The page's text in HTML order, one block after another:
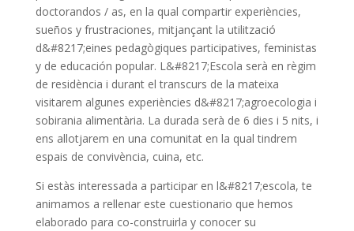
doctorandos / as, en la qual compartir experiències,
sueños y frustraciones, mitjançant la utilització
d&#8217;eines pedagògiques participatives, feministas
y de educación popular. L&#8217;Escola serà en règim
de residència i durant el transcurs de la mateixa
visitarem algunes experiències d&#8217;agroecologia i
sobirania alimentària. La durada serà de 6 dies i 5 nits, i
ens allotjarem en una comunitat en la qual tindrem
espais de convivència, cuina, etc.
Si estàs interessada a participar en l&#8217;escola, te
animamos a rellenar este cuestionario que hemos
elaborado para co-construirla y conocer su